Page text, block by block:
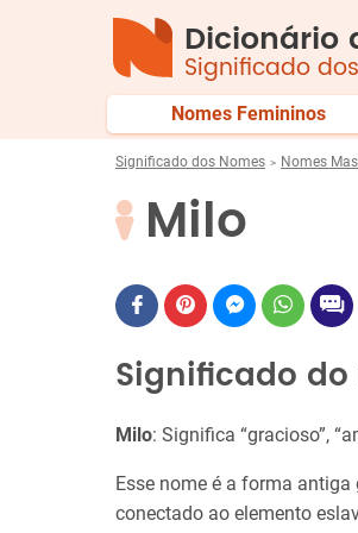
Dicionário
Significado
Nomes Femininos
Significado dos Nomes Nomes
Milo
Significado
Milo: Significa “gracioso”,
Esse nome é a forma
conectado ao elemento